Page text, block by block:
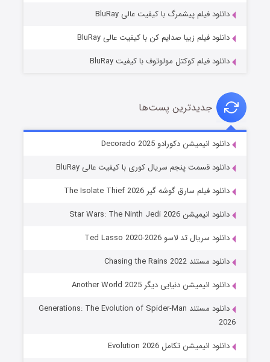
خاندان اژدها فصل ۳
جادوگری در مغولستان
قسمت۱۴ (زیرنویس) منتشر شد
دانلود فیلم پیشمرگ با کیفیت عالی BluRay
دانلود فیلم زیبا صدایم کن با کیفیت عالی BluRay
دانلود فیلم کوکتل مولوتوف با کیفیت BluRay
جدیدترین پست‌ها
دانلود انیمیشن دکورادو Decorado 2025
دانلود قسمت پنجم سریال کوری با کیفیت عالی BluRay
دانلود فیلم سارق گوشه گیر The Isolate Thief 2026
دانلود انیمیشن Star Wars: The Ninth Jedi 2026
دانلود سریال تد لاسو Ted Lasso 2020-2026
دانلود مستند Chasing the Rains 2022
دانلود انیمیشن دنیایی دیگر Another World 2025
دانلود مستند Generations: The Evolution of Spider-Man
2026
دانلود انیمیشن تکامل Evolution 2026